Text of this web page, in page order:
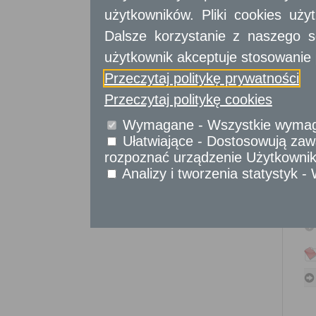
Sprawy obywatelskie
Urząd Stanu Cywilnego
Usługi
dla przedsiębiorców
Usługidla instytucji,
użytkowników. Pliki cookies
Dalsze korzystanie z naszego
użytkownik akceptuje stosowanie
Przeczytaj politykę prywatności
Przeczytaj politykę cookies
Wymagane - Wszystkie
Ułatwiające - Dostosowują
rozpoznać urządzenie
Analizy i tworzenia statystyk -